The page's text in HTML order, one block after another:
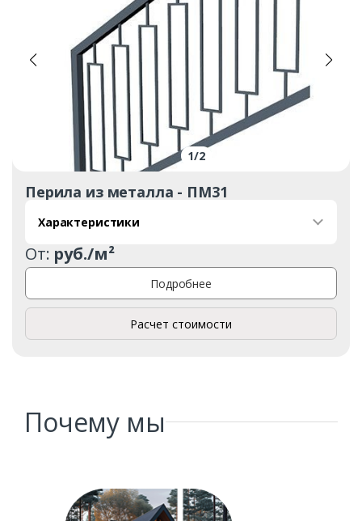
Заказать
Ваше имя*
Ваш телефон*
1/2
Перила из металла - ПМ31
Характеристики
От: руб./м²
Подробнее
Расчет стоимости
Почему мы